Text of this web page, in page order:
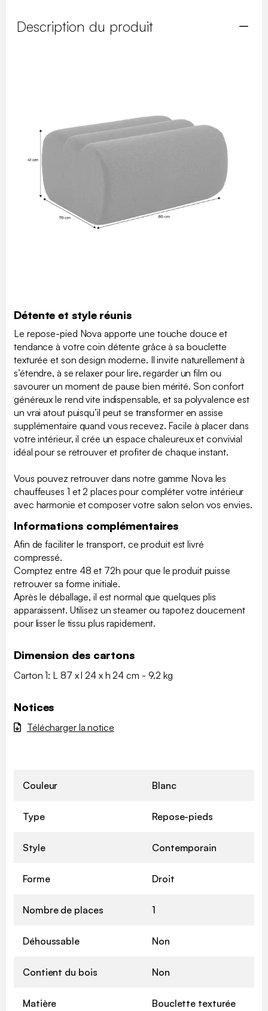
Description du produit
Détente et style réunis
Le repose-pied Nova apporte une touche douce et
tendance à votre coin détente grâce à sa bouclette
texturée et son design moderne. Il invite naturellement à
s’étendre, à se relaxer pour lire, regarder un film ou
savourer un moment de pause bien mérité. Son confort
généreux le rend vite indispensable, et sa polyvalence est
un vrai atout puisqu’il peut se transformer en assise
supplémentaire quand vous recevez. Facile à placer dans
votre intérieur, il crée un espace chaleureux et convivial
idéal pour se retrouver et profiter de chaque instant.
Vous pouvez retrouver dans notre gamme Nova les
chauffeuses 1 et 2 places pour compléter votre intérieur
avec harmonie et composer votre salon selon vos envies.
Informations complémentaires
Afin de faciliter le transport, ce produit est livré
compressé.
Comptez entre 48 et 72h pour que le produit puisse
retrouver sa forme initiale.
Après le déballage, il est normal que quelques plis
apparaissent. Utilisez un steamer ou tapotez doucement
pour lisser le tissu plus rapidement.
Dimension des cartons
Carton 1: L 87 x l 24 x h 24 cm - 9.2 kg
Notices
Télécharger la notice
Couleur Blanc
Type Repose-pieds
Style Contemporain
Forme Droit
Nombre de places 1
Déhoussable Non
Contient du bois Non
Matière Bouclette texturée